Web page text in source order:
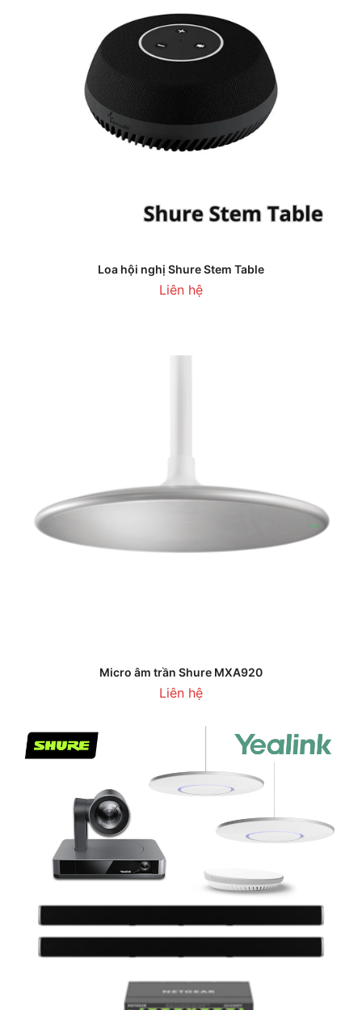
Loa hội nghị Shure Stem Table
Liên hệ
Micro âm trần Shure MXA920
Liên hệ